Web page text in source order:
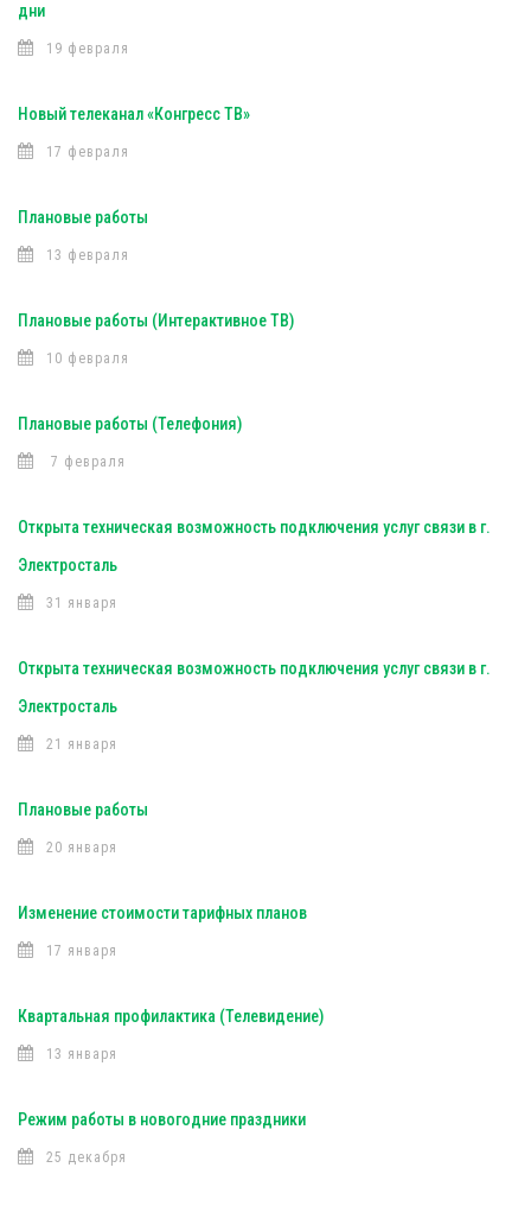
дни
19 февраля
Новый телеканал «Конгресс ТВ»
17 февраля
Плановые работы
13 февраля
Плановые работы (Интерактивное ТВ)
10 февраля
Плановые работы (Телефония)
7 февраля
Открыта техническая возможность подключения услуг связи в г.
Электросталь
31 января
Открыта техническая возможность подключения услуг связи в г.
Электросталь
21 января
Плановые работы
20 января
Изменение стоимости тарифных планов
17 января
Квартальная профилактика (Телевидение)
13 января
Режим работы в новогодние праздники
25 декабря